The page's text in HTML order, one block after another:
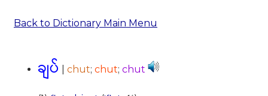
Back to Dictionary Main Menu
ချပ် chut; chut; chut